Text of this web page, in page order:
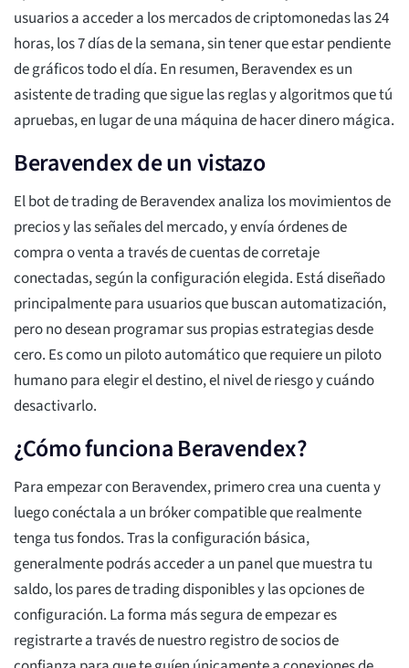
usuarios a acceder a los mercados de criptomonedas las 24
horas, los 7 días de la semana, sin tener que estar pendiente
de gráficos todo el día. En resumen, Beravendex es un
asistente de trading que sigue las reglas y algoritmos que tú
apruebas, en lugar de una máquina de hacer dinero mágica.
Beravendex de un vistazo
El bot de trading de Beravendex analiza los movimientos de
precios y las señales del mercado, y envía órdenes de
compra o venta a través de cuentas de corretaje
conectadas, según la configuración elegida. Está diseñado
principalmente para usuarios que buscan automatización,
pero no desean programar sus propias estrategias desde
cero. Es como un piloto automático que requiere un piloto
humano para elegir el destino, el nivel de riesgo y cuándo
desactivarlo.
¿Cómo funciona Beravendex?
Para empezar con Beravendex, primero crea una cuenta y
luego conéctala a un bróker compatible que realmente
tenga tus fondos. Tras la configuración básica,
generalmente podrás acceder a un panel que muestra tu
saldo, los pares de trading disponibles y las opciones de
configuración. La forma más segura de empezar es
registrarte a través de nuestro registro de socios de